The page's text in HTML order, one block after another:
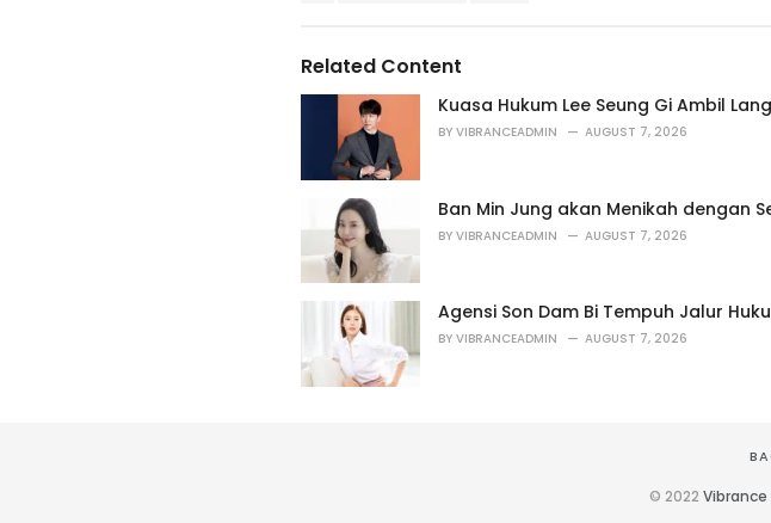
r
i
:Related Content
Kuasa Hukum Lee Seung Gi Ambil
BY VIBRANCEADMIN AUGUST 7, 2026
Ban Min Jung akan Menikah dengan
BY VIBRANCEADMIN AUGUST 7, 2026
Agensi Son Dam Bi Tempuh Jalur
BY VIBRANCEADMIN AUGUST 7, 2026
© 2022 Vibrance